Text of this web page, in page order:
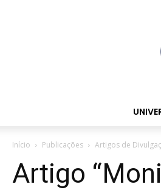
Início Publicações Artigos de
Artigo